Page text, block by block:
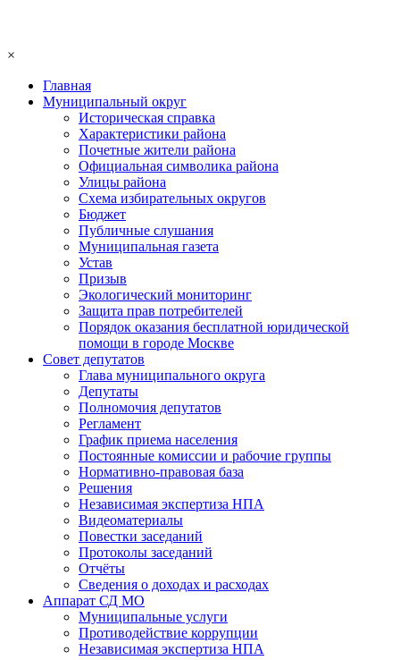
×
Главная
Муниципальный округ
Историческая справка
Характеристики района
Почетные жители района
Официальная символика района
Улицы района
Схема избирательных округов
Бюджет
Публичные слушания
Муниципальная газета
Устав
Призыв
Экологический мониторинг
Защита прав потребителей
Порядок оказания бесплатной юридической
помощи в городе Москве
Совет депутатов
Глава муниципального округа
Депутаты
Полномочия депутатов
Регламент
График приема населения
Постоянные комиссии и рабочие группы
Нормативно-правовая база
Решения
Независимая экспертиза НПА
Видеоматериалы
Повестки заседаний
Протоколы заседаний
Отчёты
Сведения о доходах и расходах
Аппарат СД МО
Муниципальные услуги
Противодействие коррупции
Независимая экспертиза НПА